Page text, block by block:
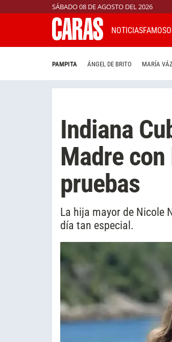
SÁBADO 08 DE AGOSTO DEL 2026
NOTICIAS
PAMPITA ÁNGEL DE BRITO MARÍA
Indiana
Madre
pruebas
La hija mayor de Nicole
día tan especial.